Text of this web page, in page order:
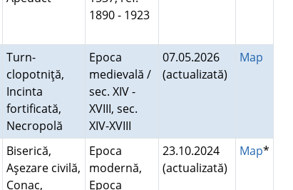
1890 - 1923
Turn-
clopotniţă,
Incinta
fortificată,
Necropolă
Epoca
medievală /
sec. XIV -
XVIII, sec.
XIV-XVIII
07.05.2026
(actualizată)
Map
Biserică,
Aşezare civilă,
Conac,
Epoca
modernă,
Epoca
23.10.2024
(actualizată)
Map*